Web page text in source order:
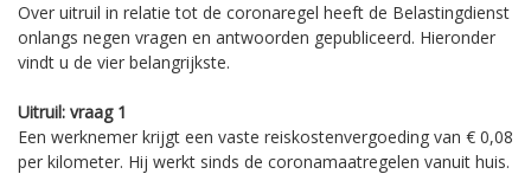
Over uitruil in relatie tot de coronaregel heeft de Belastingdienst
onlangs negen vragen en antwoorden gepubliceerd. Hieronder
vindt u de vier belangrijkste.
Uitruil: vraag 1
Een werknemer krijgt een vaste reiskostenvergoeding van € 0,08
per kilometer. Hij werkt sinds de coronamaatregelen vanuit huis.